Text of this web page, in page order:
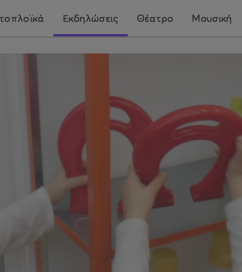
Εκδηλώσεις Θέατρο Μουσική